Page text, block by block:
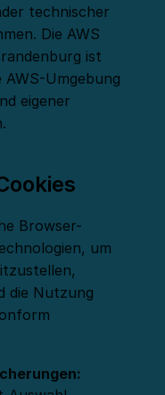
technischer
Die AWS
ist
Umgebung
eigener
Browser-
um
die Nutzung